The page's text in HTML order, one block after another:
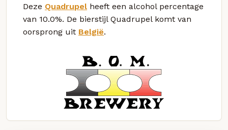
Deze Quadrupel heeft een alcohol percentage
van 10.0%. De bierstijl Quadrupel komt van
oorsprong uit België.